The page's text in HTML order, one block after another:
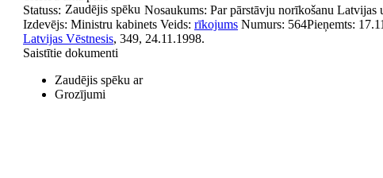
Nosaukums: Par pārstāvju norīkošanu
Statuss: Zaudējis spēku
Izdevējs: Ministru kabinets Veids: rīkojums Numurs: 564Pieņemts:
Latvijas Vēstnesis, 349, 24.11.1998.
Saistītie dokumenti
Zaudējis spēku ar
Grozījumi